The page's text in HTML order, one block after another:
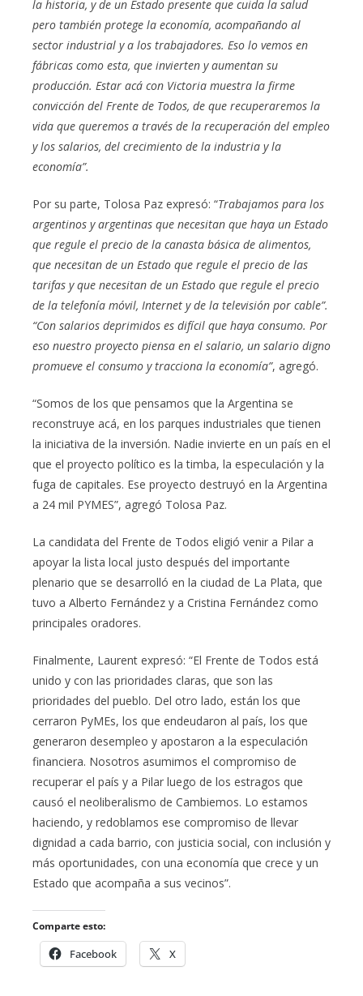
la historia, y de un Estado presente que cuida la salud
pero también protege la economía, acompañando al
sector industrial y a los trabajadores. Eso lo vemos en
fábricas como esta, que invierten y aumentan su
producción. Estar acá con Victoria muestra la firme
convicción del Frente de Todos, de que recuperaremos la
vida que queremos a través de la recuperación del empleo
y los salarios, del crecimiento de la industria y la
economía”.
Por su parte, Tolosa Paz expresó: “Trabajamos para los
argentinos y argentinas que necesitan que haya un Estado
que regule el precio de la canasta básica de alimentos,
que necesitan de un Estado que regule el precio de las
tarifas y que necesitan de un Estado que regule el precio
de la telefonía móvil, Internet y de la televisión por cable”.
“Con salarios deprimidos es difícil que haya consumo. Por
eso nuestro proyecto piensa en el salario, un salario digno
promueve el consumo y tracciona la economía”, agregó.
“Somos de los que pensamos que la Argentina se
reconstruye acá, en los parques industriales que tienen
la iniciativa de la inversión. Nadie invierte en un país en el
que el proyecto político es la timba, la especulación y la
fuga de capitales. Ese proyecto destruyó en la Argentina
a 24 mil PYMES”, agregó Tolosa Paz.
La candidata del Frente de Todos eligió venir a Pilar a
apoyar la lista local justo después del importante
plenario que se desarrolló en la ciudad de La Plata, que
tuvo a Alberto Fernández y a Cristina Fernández como
principales oradores.
Finalmente, Laurent expresó: “El Frente de Todos está
unido y con las prioridades claras, que son las
prioridades del pueblo. Del otro lado, están los que
cerraron PyMEs, los que endeudaron al país, los que
generaron desempleo y apostaron a la especulación
financiera. Nosotros asumimos el compromiso de
recuperar el país y a Pilar luego de los estragos que
causó el neoliberalismo de Cambiemos. Lo estamos
haciendo, y redoblamos ese compromiso de llevar
dignidad a cada barrio, con justicia social, con inclusión y
más oportunidades, con una economía que crece y un
Estado que acompaña a sus vecinos”.
Comparte esto:
Facebook X